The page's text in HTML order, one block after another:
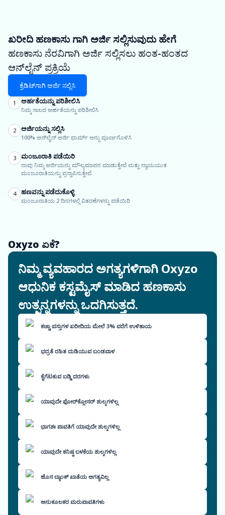
ಖರೀದಿ ಹಣಕಾಸು ಗಾಗಿ ಅರ್ಜಿ ಸಲ್ಲಿಸುವುದು ಹೇಗೆ
ಹಣಕಾಸು ನೆರವಿಗಾಗಿ ಅರ್ಜಿ ಸಲ್ಲಿಸಲು ಹಂತ-ಹಂತದ
ಆನ್‌ಲೈನ್ ಪ್ರಕ್ರಿಯೆ
ಕ್ರೆಡಿಟ್‌ಗಾಗಿ ಅರ್ಜಿ ಸಲ್ಲಿಸಿ
1 ಅರ್ಹತೆಯನ್ನು ಪರಿಶೀಲಿಸಿ
ನಿಮ್ಮ ಸಾಲದ ಅರ್ಹತೆಯನ್ನು ಪರಿಶೀಲಿಸಿ
2 ಅರ್ಜಿಯನ್ನು ಸಲ್ಲಿಸಿ
100% ಆನ್‌ಲೈನ್ ಅರ್ಜಿ ಫಾರ್ಮ್ ಅನ್ನು ಪೂರ್ಣಗೊಳಿಸಿ
3 ಮಂಜೂರಾತಿ ಪಡೆಯಿರಿ
ನಾವು ನಿಮ್ಮ ಅರ್ಜಿಯನ್ನು ಮೌಲ್ಯಮಾಪನ ಮಾಡುತ್ತೇವೆ ಮತ್ತು ನ್ಯಾಯಯುತ
ಮಂಜೂರಾತಿಯನ್ನು ಪ್ರಸ್ತಾಪಿಸುತ್ತೇವೆ
4 ಹಣವನ್ನು ಪಡೆದುಕೊಳ್ಳಿ
ಮಂಜೂರಾತಿಯ 2 ದಿನಗಳಲ್ಲಿ ವಿತರಣೆಗಳನ್ನು ಪಡೆಯಿರಿ
Oxyzo ಏಕೆ?
ನಿಮ್ಮ ವ್ಯವಹಾರದ ಅಗತ್ಯಗಳಿಗಾಗಿ Oxyzo
ಆಧುನಿಕ ಕಸ್ಟಮೈಸ್ ಮಾಡಿದ ಹಣಕಾಸು
ಉತ್ಪನ್ನಗಳನ್ನು ಒದಗಿಸುತ್ತದೆ.
ಕಚ್ಚಾ ವಸ್ತುಗಳ ಖರೀದಿಯ ಮೇಲೆ 3% ವರೆಗೆ ಉಳಿತಾಯ
ಭದ್ರತೆ ರಹಿತ ದುಡಿಯುವ ಬಂಡವಾಳ
ಕೈಗೆಟಕುವ ಬಡ್ಡಿ ದರಗಳು
ಯಾವುದೇ ಫೋರ್‌ಕ್ಲೋಸರ್ ಶುಲ್ಕಗಳಿಲ್ಲ
ಭಾಗಶಃ ಪಾವತಿಗೆ ಯಾವುದೇ ಶುಲ್ಕಗಳಿಲ್ಲ
ಯಾವುದೇ ಕನಿಷ್ಠ ಬಳಕೆಯ ಶುಲ್ಕಗಳಿಲ್ಲ
ಹೊಸ ಬ್ಯಾಂಕ್ ಖಾತೆಯ ಅಗತ್ಯವಿಲ್ಲ
ಅನುಕೂಲಕರ ಮರುಪಾವತಿಗಳು